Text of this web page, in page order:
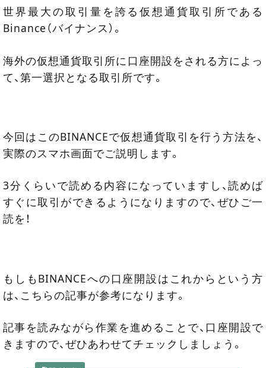
世界最大の取引量を誇る仮想通貨取引所である
Binance（バイナンス）。
海外の仮想通貨取引所に口座開設をされる方によっ
て、第一選択となる取引所です。
今回はこのBINANCEで仮想通貨取引を行う方法を、
実際のスマホ画面でご説明します。
3分くらいで読める内容になっていますし、読めば
すぐに取引ができるようになりますので、ぜひご一
読を！
もしもBINANCEへの口座開設はこれからという方
は、こちらの記事が参考になります。
記事を読みながら作業を進めることで、口座開設で
きますので、ぜひあわせてチェックしましょう。